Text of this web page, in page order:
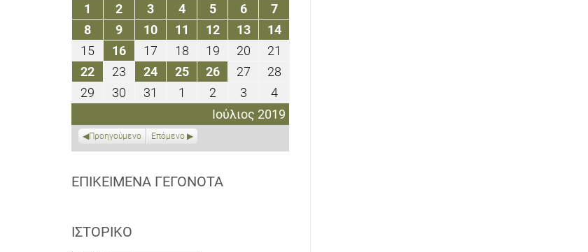
Ιούλιος 2019
1
Ιουλίου
2019
22
Ιουλίου
2019
33
Ιουλίου
2019
44
Ιουλίου
2019
55
Ιουλίου
2019
66
Ιουλίου
2019
77
Ιουλίου
2019
88
Ιουλίου
2019
99
Ιουλίου
2019
1010
Ιουλίου
2019
11
Ιουλίου
2019
1212
Ιουλίου
2019
1313
Ιουλίου
2019
1414
Ιουλίου
1515
Ιουλίου
2019
1616
Ιουλίου
2019
17
Ιουλίου
2019
1818
Ιουλίου
2019
1919
Ιουλίου
2019
2020
Ιουλίου
2019
21
Ιουλίου
2019
2222
Ιουλίου
2019
23
Ιουλίου
2019
2424
Ιουλίου
2019
2525
Ιουλίου
2019
2626
Ιουλίου
2019
2727
Ιουλίου
2019
2828
2019
29
Ιουλίου
30
Ιουλίου
31
Ιουλίου
1
Αυγούστου
22
Αυγούστου
2019
33
Αυγούστου
2019
44
Αυγούστου
2019
Προηγούμενο Επόμενο
ΕΠΙΚΕΊΜΕΝΑ ΓΕΓΟΝΌΤΑ
ΙΣΤΟΡΙΚΌ